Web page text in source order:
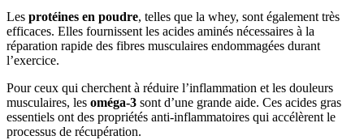
Les protéines en poudre, telles que la whey, sont également très
efficaces. Elles fournissent les acides aminés nécessaires à la
réparation rapide des fibres musculaires endommagées durant
l’exercice.
Pour ceux qui cherchent à réduire l’inflammation et les douleurs
musculaires, les oméga-3 sont d’une grande aide. Ces acides gras
essentiels ont des propriétés anti-inflammatoires qui accélèrent le
processus de récupération.